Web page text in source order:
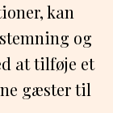
kan
og
at tilføje et
gæster til